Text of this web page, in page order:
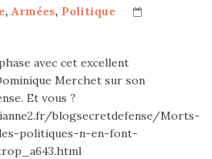
, Armées, Politique
avec cet excellent
Merchet sur son
Et vous ?
blogsecretdefense/Morts-
politiques-n-en-font-